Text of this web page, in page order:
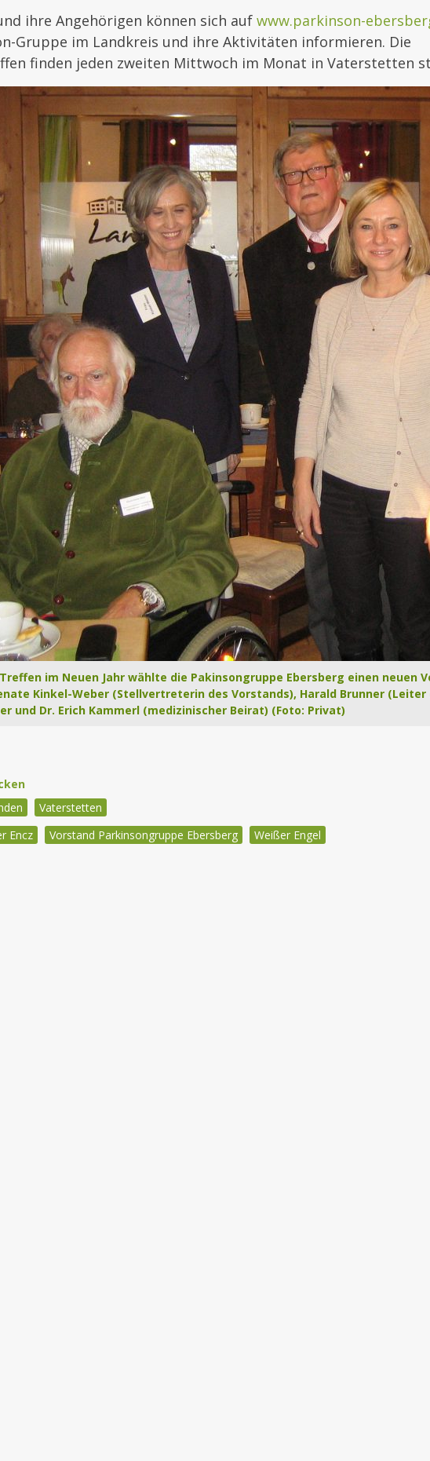
ihre Angehörigen können sich auf www.parkinson-
Gruppe im Landkreis und ihre Aktivitäten informieren. Die
finden jeden zweiten Mittwoch im Monat in Vaterstetten
im Neuen Jahr wählte die Pakinsongruppe Ebersberg einen neuen
Kinkel-Weber (Stellvertreterin des Vorstands), Harald Brunner
und Dr. Erich Kammerl (medizinischer Beirat) (Foto: Privat)
Vaterstetten
Encz
Vorstand Parkinsongruppe Ebersberg Weißer Engel